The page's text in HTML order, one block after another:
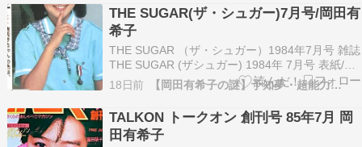
THE SUGAR(ザ・シュガー)7月号/岡田有
希子
THE SUGAR （ザ・シュガー）1984年7月号 雑誌
THE SUGAR (ザシュガー) 1984年 7月号 表紙/薬
師丸ひろ子 岡田有希子 わらべ 荻野目洋子 富田靖
子 原田知世 工藤夕貴 可愛かずみ 他 ...続きを読む
18日前 【岡田有希子の謎】予知夢・超能力…
TALKON トークオン 創刊号 85年7月 岡
田有希子